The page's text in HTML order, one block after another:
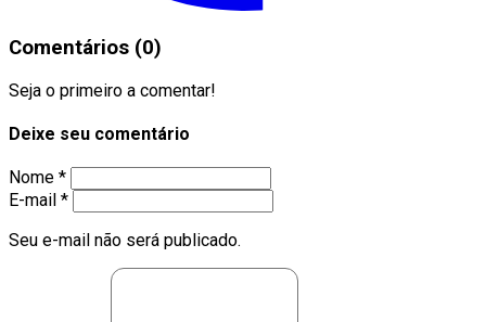
Comentários (0)
Seja o primeiro a comentar!
Deixe seu comentário
Nome *
E-mail *
Seu e-mail não será publicado.